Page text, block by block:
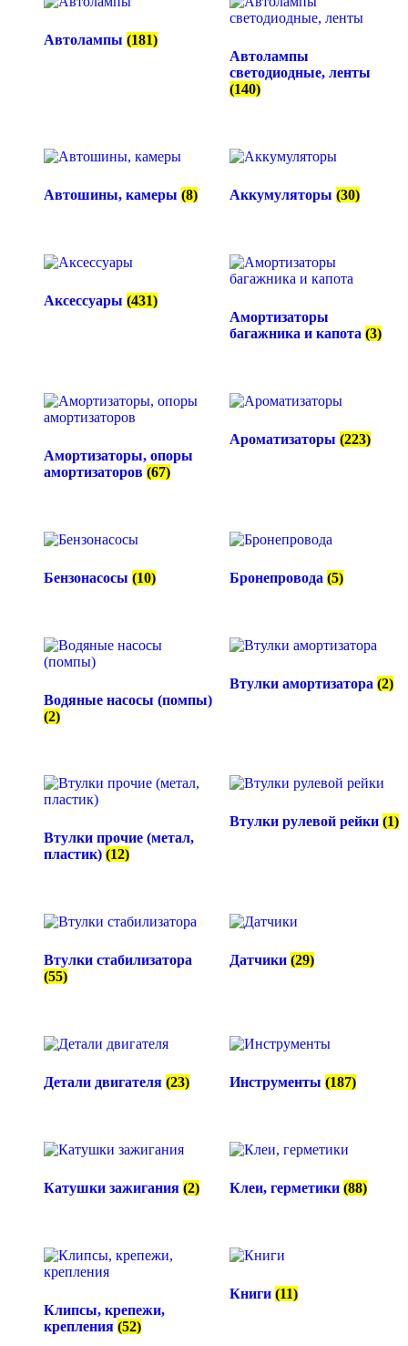
Автолампы (181)
Автолампы
светодиодные, ленты
(140)
Автошины, камеры (8) Аккумуляторы (30)
Аксессуары (431)
Амортизаторы
багажника и капота (3)
Амортизаторы, опоры
амортизаторов (67)
Ароматизаторы (223)
Бензонасосы (10) Бронепровода (5)
Водяные насосы (помпы)
(2)
Втулки амортизатора (2)
Втулки прочие (метал,
пластик) (12)
Втулки рулевой рейки (1)
Втулки стабилизатора
(55)
Датчики (29)
Детали двигателя (23) Инструменты (187)
Катушки зажигания (2) Клеи, герметики (88)
Клипсы, крепежи,
крепления (52)
Книги (11)